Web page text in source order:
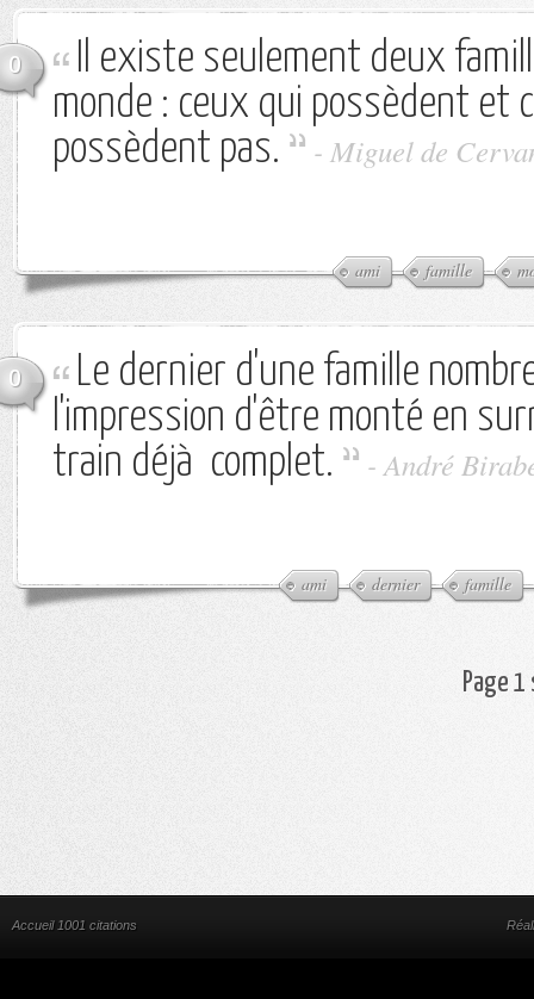
0
Il existe seulement deux
monde : ceux qui possèdent et
possèdent pas.
- Miguel de
ami famille
0
Le dernier d'une famille
l'impression d'être monté en
train déjà complet.
-André
ami dernier famille
Page 1
Accueil 1001 citations